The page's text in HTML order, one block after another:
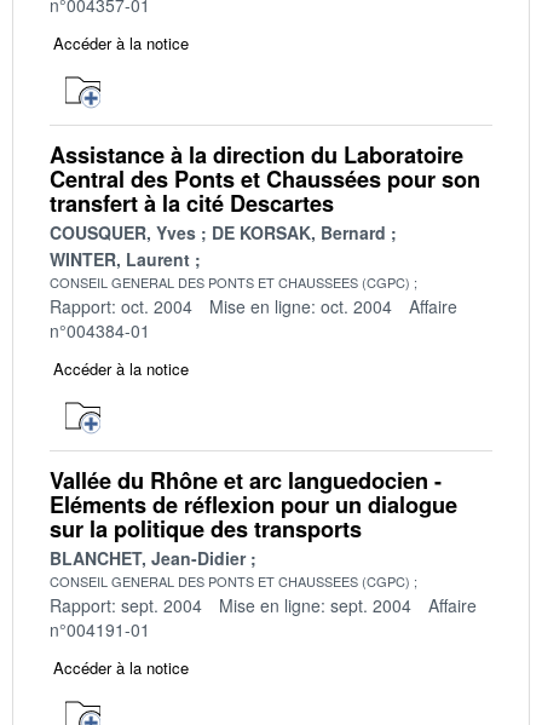
Accéder à la notice
Assistance à la direction du Laboratoire
Central des Ponts et Chaussées pour son
transfert à la cité Descartes
COUSQUER, Yves
DE KORSAK, Bernard
WINTER, Laurent
CONSEIL GENERAL DES PONTS ET CHAUSSEES (CGPC)
Rapport: oct. 2004 Mise en ligne: oct. 2004
Affaire
n°004384-01
Accéder à la notice
Vallée du Rhône et arc languedocien -
Eléments de réflexion pour un dialogue
sur la politique des transports
BLANCHET, Jean-Didier
CONSEIL GENERAL DES PONTS ET CHAUSSEES (CGPC)
Rapport: sept. 2004 Mise en ligne: sept. 2004
Affaire
n°004191-01
Accéder à la notice